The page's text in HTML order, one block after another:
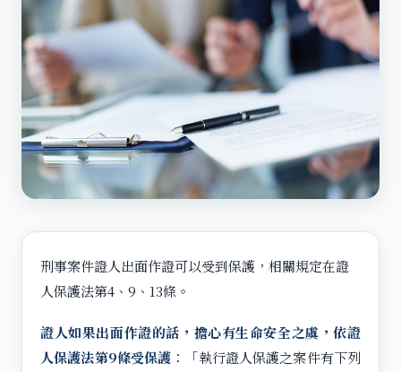
刑事案件證人出面作證可以受到保護，相關規定在證
人保護法第4、9、13條。
證人如果出面作證的話，擔心有生命安全之虞，依證
人保護法第9條受保護 ：「執行證人保護之案件有下列